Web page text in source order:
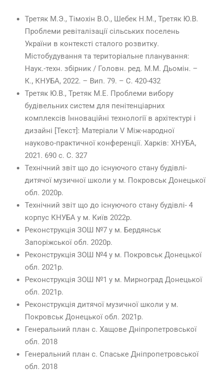
Третяк М.Э., Тімохін В.О., Шебек Н.М., Третяк Ю.В.
Проблеми ревіталізації сільських поселень
України в контексті сталого розвитку.
Містобудування та територіальне планування:
Наук.-техн. збірник / Головн. ред. М.М. Дьомін. –
К., КНУБА, 2022. – Вип. 79. – С. 420-432
Третяк Ю.В., Третяк М.Е. Проблеми вибору
будівельних систем для пенітенціарних
комплексів Інноваційні технології в архітектурі і
дизайні [Текст]: Матеріали V Між-народної
науково-практичної конференції. Харків: ХНУБА,
2021. 690 с. С. 327
Технічний звіт що до існуючого стану будівлі-
дитячої музичної школи у м. Покровськ Донецької
обл. 2020р.
Технічний звіт що до існуючого стану будівлі- 4
корпус КНУБА у м. Київ 2022р.
Реконструкція ЗОШ №7 у м. Бердянськ
Запоріжської обл. 2020р.
Реконструкція ЗОШ №4 у м. Покровськ Донецької
обл. 2021р.
Реконструкція ЗОШ №1 у м. Мирноград Донецької
обл. 2021р.
Реконструкція дитячої музичної школи у м.
Покровськ Донецької обл. 2021р.
Генеральний план с. Хащове Дніпропетровської
обл. 2018
Генеральний план с. Спаське Дніпропетровської
обл. 2018